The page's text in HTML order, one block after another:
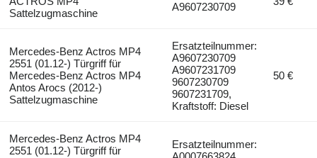
Sattelzugmaschine
A9607230709
Mercedes-Benz Actros MP4
2551 (01.12-) Türgriff für
Mercedes-Benz Actros MP4
Antos Arocs (2012-)
Sattelzugmaschine
Ersatzteilnummer:
A9607230709
A9607231709
9607230709
9607231709,
Kraftstoff: Diesel
50 €
Mercedes-Benz Actros MP4
2551 (01.12-) Türgriff für
Ersatzteilnummer: